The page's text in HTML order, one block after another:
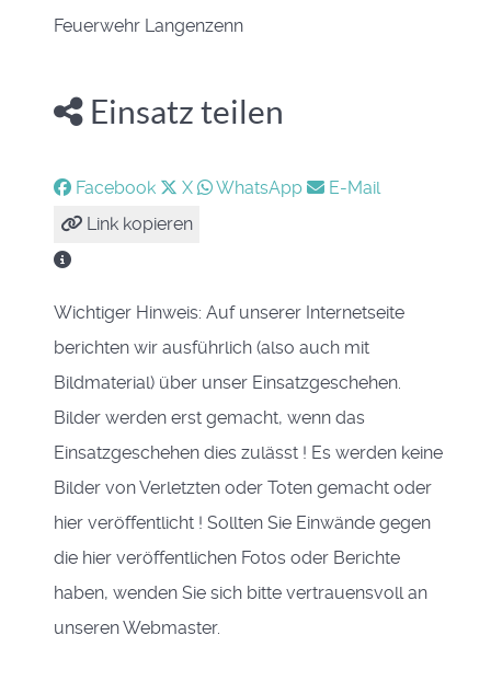
Feuerwehr Langenzenn
Einsatz teilen
Facebook X WhatsApp
E-Mail
Link kopieren
Wichtiger Hinweis: Auf unserer Internetseite
berichten wir ausführlich (also auch mit
Bildmaterial) über unser Einsatzgeschehen.
Bilder werden erst gemacht, wenn das
Einsatzgeschehen dies zulässt ! Es werden keine
Bilder von Verletzten oder Toten gemacht oder
hier veröffentlicht ! Sollten Sie Einwände gegen
die hier veröffentlichen Fotos oder Berichte
haben, wenden Sie sich bitte vertrauensvoll an
unseren Webmaster.